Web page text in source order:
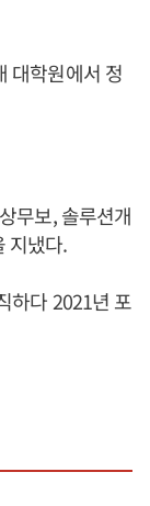
대학원에서 정
무보, 솔루션개
지냈다.
하다 2021년 포